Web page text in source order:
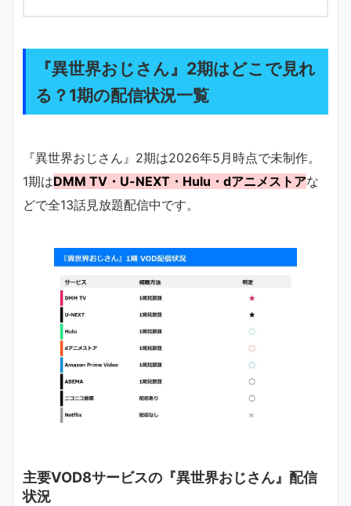
『異世界おじさん』2期はどこで見れ
る？1期の配信状況一覧
『異世界おじさん』2期は2026年5月時点で未制作。
1期はDMM TV・U-NEXT・Hulu・dアニメストアな
どで全13話見放題配信中です。
主要VOD8サービスの『異世界おじさん』配信
状況